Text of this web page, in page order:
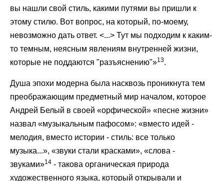
вы нашли свой стиль, какими путями вы пришли к
этому стилю. Вот вопрос, на который, по-моему,
невозможно дать ответ. <...> Тут мы подходим к каким-
то темным, неясным явлениям внутренней жизни,
которые не поддаются "разъяснению"»13.
Душа эпохи модерна была насквозь проникнута тем
преображающим предметный мир началом, которое
Андрей Белый в своей «орфической» «песне жизни»
назвал «музыкальным пафосом»: «вместо идей -
мелодия, вместо истории - стиль: все только
музыка...», «звуки стали красками», «слова -
звуками»14 - такова органическая природа
художественного языка, который открывали и